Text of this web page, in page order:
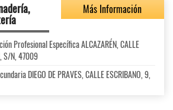
Más Información
Profesional Específica ALCAZARÉN, CALLE
S/N, 47009
DIEGO DE PRAVES, CALLE ESCRIBANO, 9,